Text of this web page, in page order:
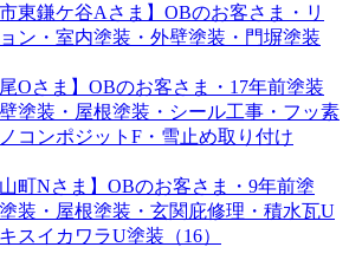
市東鎌ケ谷Aさま】OBのお客さま・リ
ン・室内塗装・外壁塗装・門塀塗装
尾Oさま】OBのお客さま・17年前塗装
塗装・屋根塗装・シール工事・フッ素
コンポジットF・雪止め取り付け
山町Nさま】OBのお客さま・9年前塗
装・屋根塗装・玄関庇修理・積水瓦U
スイカワラU塗装（16）